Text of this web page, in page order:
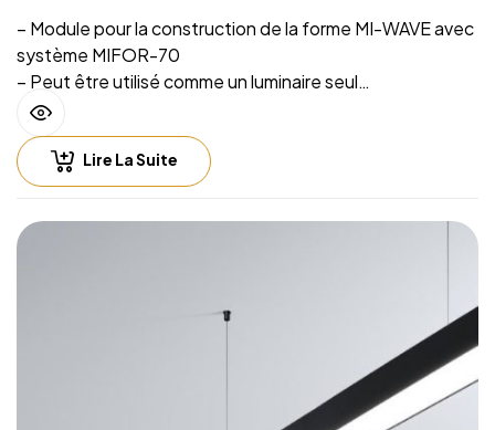
– Module pour la construction de la forme MI-WAVE avec
système MIFOR-70
– Peut être utilisé comme un luminaire seul
– Source lumineuse intégrée et système de suspension
sur filins
– Hauteur de suspension facilement réglable
– Compatible with lighting control including Casambi
– Fichiers CAD 2D et BIM 3D disponibles en plusieurs
– Luminaire fourni sans alimentation LED
Lire La Suite